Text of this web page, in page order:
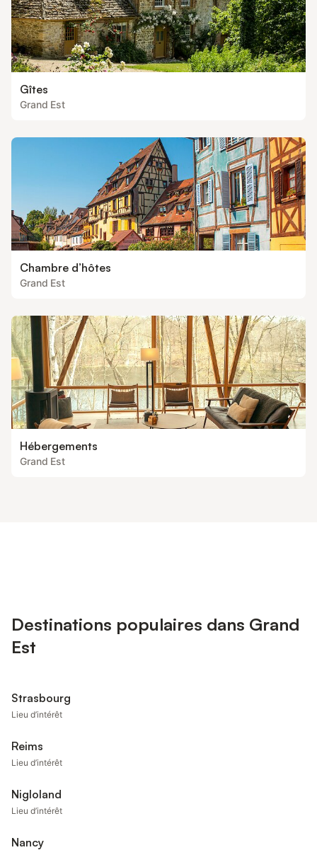
Gîtes
Grand Est
Chambre d’hôtes
Grand Est
Hébergements
Grand Est
Destinations populaires dans Grand
Est
Strasbourg
Lieu d’intérêt
Reims
Lieu d’intérêt
Nigloland
Lieu d’intérêt
Nancy